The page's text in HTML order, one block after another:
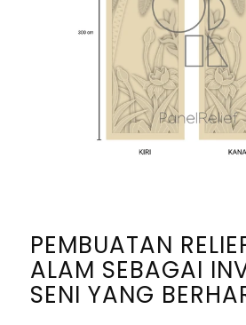
PEMBUATAN
ALAM SEBAGAI
SENI YANG